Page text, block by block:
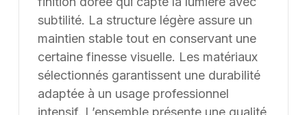
subtilité. La structure légère assure un
maintien stable tout en conservant une
certaine finesse visuelle. Les matériaux
sélectionnés garantissent une durabilité
adaptée à un usage professionnel
intensif. L’ensemble présente une qualité